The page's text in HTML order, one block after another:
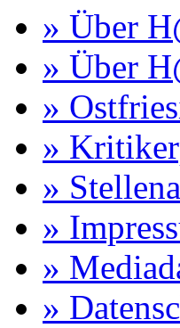
» Über
» Über
»
»
»
»
»
»